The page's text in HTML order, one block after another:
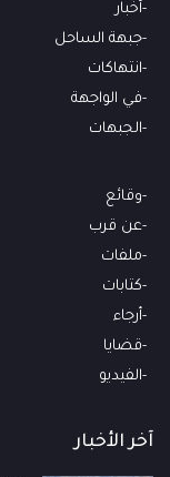
أخبار
جبهة الساحل
انتهاكات
في الواجهة
الجبهات
وقائع
عن قرب
ملفات
كتابات
أرجاء
قضايا
الفيديو
آخر الأخبار